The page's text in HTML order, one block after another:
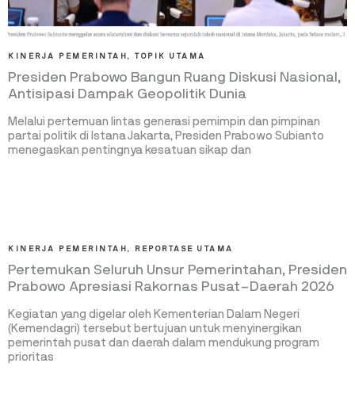
KINERJA PEMERINTAH , TOPIK UTAMA
Presiden Prabowo Bangun Ruang Diskusi Nasional,
Antisipasi Dampak Geopolitik Dunia
Melalui pertemuan lintas generasi pemimpin dan pimpinan
partai politik di Istana Jakarta, Presiden Prabowo Subianto
menegaskan pentingnya kesatuan sikap dan
KINERJA PEMERINTAH , REPORTASE UTAMA
Pertemukan Seluruh Unsur Pemerintahan, Presiden
Prabowo Apresiasi Rakornas Pusat–Daerah 2026
Kegiatan yang digelar oleh Kementerian Dalam Negeri
(Kemendagri) tersebut bertujuan untuk menyinergikan
pemerintah pusat dan daerah dalam mendukung program
prioritas